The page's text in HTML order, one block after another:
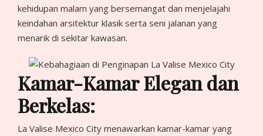
kehidupan malam yang bersemangat dan menjelajahi
keindahan arsitektur klasik serta seni jalanan yang
menarik di sekitar kawasan.
Kamar-Kamar Elegan dan
Berkelas:
La Valise Mexico City menawarkan kamar-kamar yang